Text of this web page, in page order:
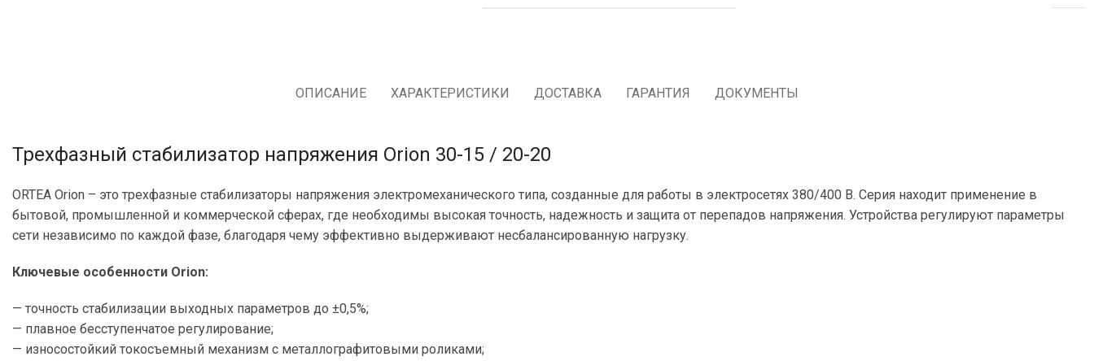
ОПИСАНИЕ ХАРАКТЕРИСТИКИ ДОСТАВКА ГАРАНТИЯ ДОКУМЕНТЫ
Трехфазный стабилизатор напряжения Orion 30-15 / 20-20
ORTEA Orion – это трехфазные стабилизаторы напряжения электромеханического типа, созданные для работы в электросетях 380/400 В. Серия находит применение в
бытовой, промышленной и коммерческой сферах, где необходимы высокая точность, надежность и защита от перепадов напряжения. Устройства регулируют параметры
сети независимо по каждой фазе, благодаря чему эффективно выдерживают несбалансированную нагрузку.
Ключевые особенности Orion:
— точность стабилизации выходных параметров до ±0,5%;
— плавное бесступенчатое регулирование;
— износостойкий токосъемный механизм с металлографитовыми роликами;